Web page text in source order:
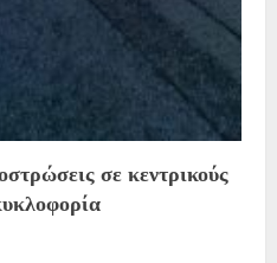
σε κεντρικούς